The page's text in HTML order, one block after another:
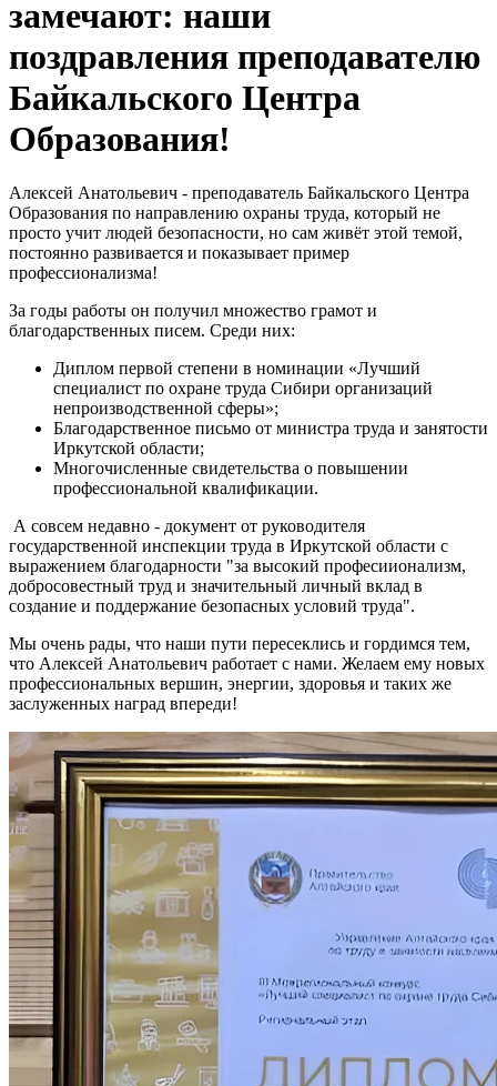
замечают: наши
поздравления преподавателю
Байкальского Центра
Образования!
Алексей Анатольевич - преподаватель Байкальского Центра
Образования по направлению охраны труда, который не
просто учит людей безопасности, но сам живёт этой темой,
постоянно развивается и показывает пример
профессионализма!
За годы работы он получил множество грамот и
благодарственных писем. Среди них:
Диплом первой степени в номинации «Лучший
специалист по охране труда Сибири организаций
непроизводственной сферы»;
Благодарственное письмо от министра труда и занятости
Иркутской области;
Многочисленные свидетельства о повышении
профессиональной квалификации.
А совсем недавно - документ от руководителя
государственной инспекции труда в Иркутской области с
выражением благодарности "за высокий професиионализм,
добросовестный труд и значительный личный вклад в
создание и поддержание безопасных условий труда".
Мы очень рады, что наши пути пересеклись и гордимся тем,
что Алексей Анатольевич работает с нами. Желаем ему новых
профессиональных вершин, энергии, здоровья и таких же
заслуженных наград впереди!